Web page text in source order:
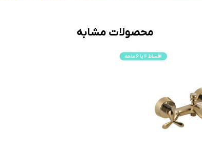
محصولات مشابه